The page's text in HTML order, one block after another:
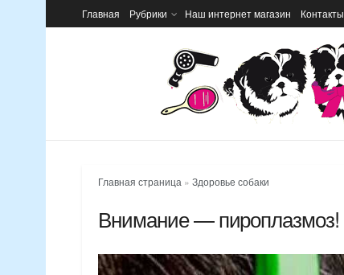
Главная Рубрики Наш интернет магазин Контакты
Главная страница » Здоровье собаки
Внимание — пироплазмоз!